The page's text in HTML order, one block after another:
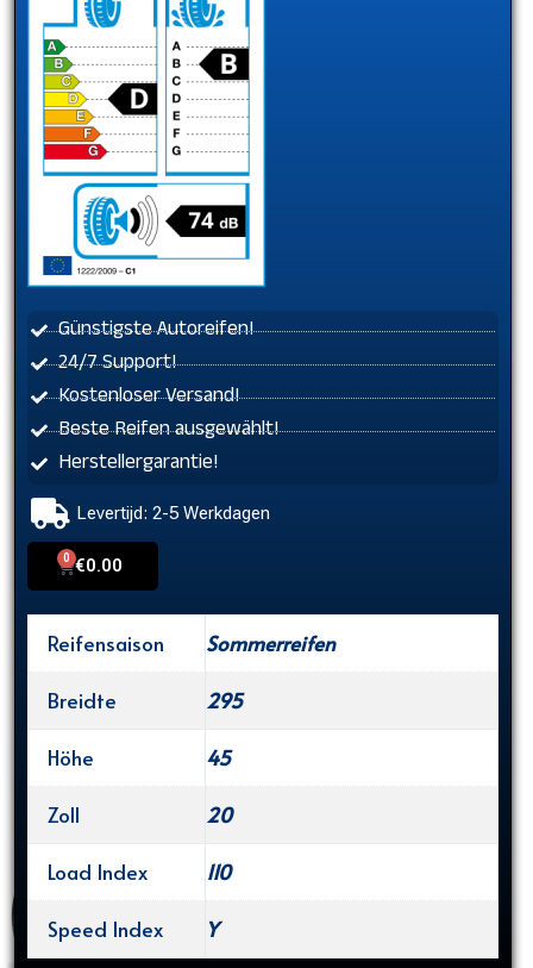
Günstigste Autoreifen!
24/7 Support!
Kostenloser Versand!
Beste Reifen ausgewählt!
Herstellergarantie!
Levertijd: 2-5 Werkdagen
€0.00
0
Cart
Reifensaison
Sommerreifen
Breidte
295
Höhe
45
Zoll
20
Load Index
110
Speed Index
Y